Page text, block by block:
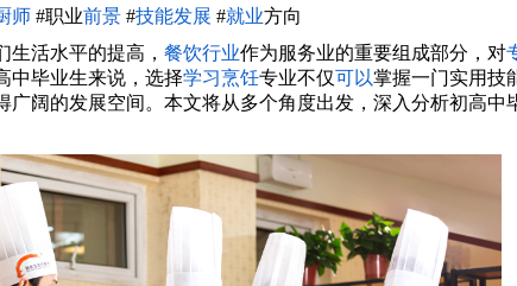
师 #职业前景 #技能发展 #就业方向
生活水平的提高， 餐饮行业作为服务业的重要组成部分，对
中毕业生来说，选择学习烹饪专业不仅可以掌握一门实用技
广阔的发展空间。本文将从多个角度出发，深入分析初高中